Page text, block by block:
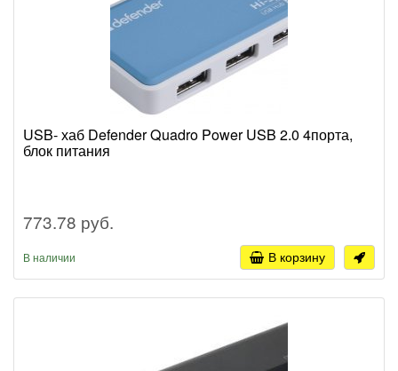
USB- хаб Defender Quadro Power USB 2.0 4порта,
блок питания
773.78 руб.
В наличии В корзину